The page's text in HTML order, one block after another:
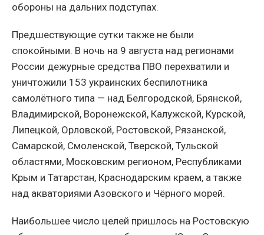
обороны на дальних подступах.
Предшествующие сутки также не были
спокойными. В ночь на 9 августа над регионами
России дежурные средства ПВО перехватили и
уничтожили 153 украинских беспилотника
самолётного типа — над Белгородской, Брянской,
Владимирской, Воронежской, Калужской, Курской,
Липецкой, Орловской, Ростовской, Рязанской,
Самарской, Смоленской, Тверской, Тульской
областями, Московским регионом, Республиками
Крым и Татарстан, Краснодарским краем, а также
над акваториями Азовского и Чёрного морей.
Наибольшее число целей пришлось на Ростовскую